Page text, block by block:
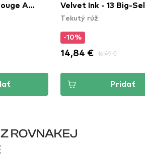
A
Velvet Ink - 13 Big-
Tekutý rúž
-10%
14,84 € 16,49 €
Pridať
ROVNAKEJ